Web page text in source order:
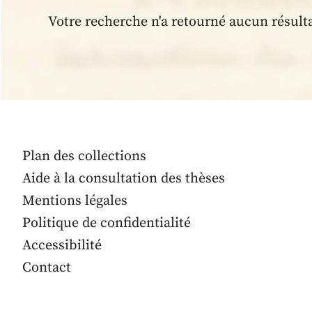
Votre recherche n'a retourné aucun
Plan des collections
Aide à la consultation des thèses
Mentions légales
Politique de confidentialité
Accessibilité
Contact